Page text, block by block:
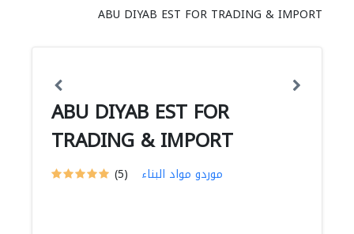
ABU DIYAB EST FOR TRADING & IMPORT
ABU DIYAB EST FOR
TRADING & IMPORT
(5) موردو مواد البناء